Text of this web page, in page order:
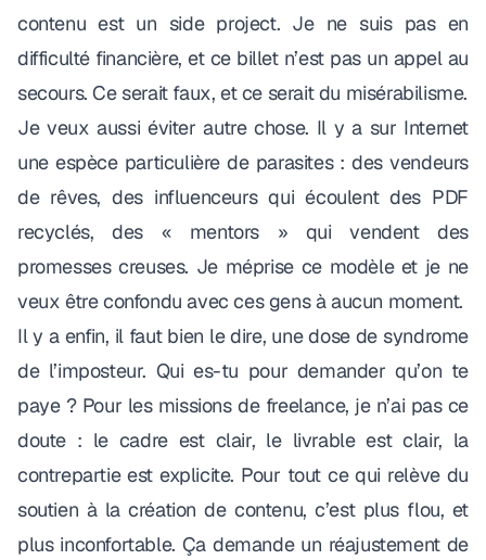
contenu est un side project. Je ne suis pas en
difficulté financière, et ce billet n’est pas un appel au
secours. Ce serait faux, et ce serait du misérabilisme.
Je veux aussi éviter autre chose. Il y a sur Internet
une espèce particulière de parasites : des vendeurs
de rêves, des influenceurs qui écoulent des PDF
recyclés, des « mentors » qui vendent des
promesses creuses. Je méprise ce modèle et je ne
veux être confondu avec ces gens à aucun moment.
Il y a enfin, il faut bien le dire, une dose de syndrome
de l’imposteur. Qui es-tu pour demander qu’on te
paye ?Pour les missions de freelance, je n’ai pas ce
doute : le cadre est clair, le livrable est clair, la
contrepartie est explicite. Pour tout ce qui relève du
soutien à la création de contenu, c’est plus flou, et
plus inconfortable. Ça demande un réajustement de